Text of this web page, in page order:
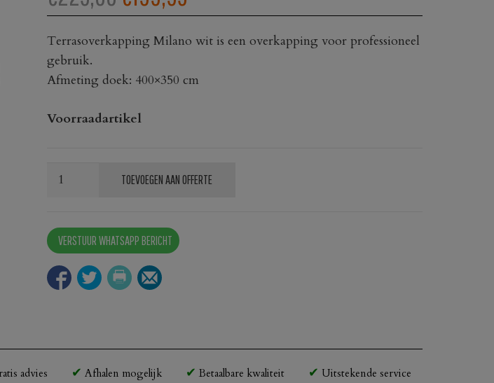
PRIJS
€225,00.
PRIJS
€199,95.
Terrasoverkapping Milano wit is een overkapping voor professioneel
gebruik.
Afmeting doek: 400×350 cm
Voorraadartikel
Terrasoverkapping
aantal
TOEVOEGEN AAN OFFERTE
VERSTUUR WHATSAPP BERICHT
advies Afhalen mogelijk Betaalbare kwaliteit Uitstekende service